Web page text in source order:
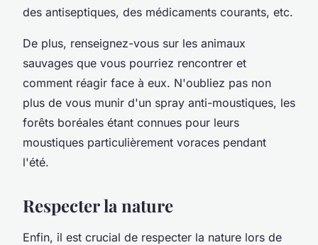
des antiseptiques, des médicaments courants, etc.
De plus, renseignez-vous sur les animaux
sauvages que vous pourriez rencontrer et
comment réagir face à eux. N'oubliez pas non
plus de vous munir d'un spray anti-moustiques, les
forêts boréales étant connues pour leurs
moustiques particulièrement voraces pendant
l'été.
Respecter la nature
Enfin, il est crucial de respecter la nature lors de